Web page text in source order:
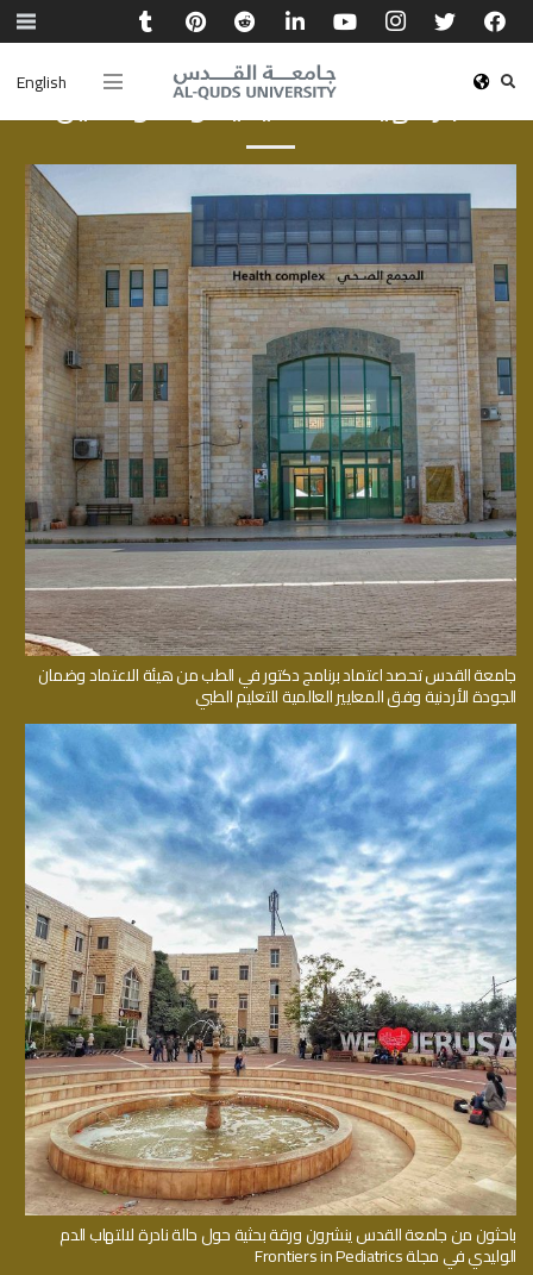
Englishأخبار الهيئة الأكاديمية والموظفين
جامعة القدس تحصد اعتماد برنامج دكتور في الطب من هيئة الاعتماد وضمان
الجودة الأردنية وفق المعايير العالمية للتعليم الطبي
باحثون من جامعة القدس ينشرون ورقة بحثية حول حالة نادرة لالتهاب الدم
الوليدي في مجلة Frontiers in Pediatrics